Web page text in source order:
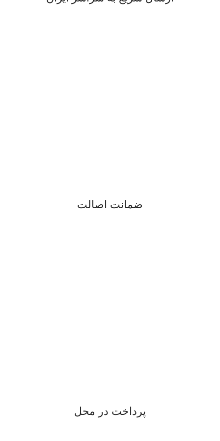
ضمانت اصالت
پرداخت در محل